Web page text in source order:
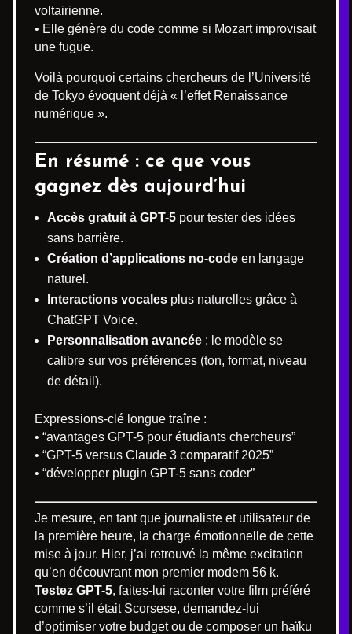
voltairienne.
• Elle génère du code comme si Mozart improvisait
une fugue.
Voilà pourquoi certains chercheurs de l’Université
de Tokyo évoquent déjà « l’effet Renaissance
numérique ».
En résumé : ce que vous
gagnez dès aujourd’hui
Accès gratuit à GPT-5 pour tester des idées
sans barrière.
Création d’applications no-code en langage
naturel.
Interactions vocales plus naturelles grâce à
ChatGPT Voice.
Personnalisation avancée : le modèle se
calibre sur vos préférences (ton, format, niveau
de détail).
Expressions-clé longue traîne :
• “avantages GPT-5 pour étudiants chercheurs”
• “GPT-5 versus Claude 3 comparatif 2025”
• “développer plugin GPT-5 sans coder”
Je mesure, en tant que journaliste et utilisateur de
la première heure, la charge émotionnelle de cette
mise à jour. Hier, j’ai retrouvé la même excitation
qu’en découvrant mon premier modem 56 k.
Testez GPT-5, faites-lui raconter votre film préféré
comme s’il était Scorsese, demandez-lui
d’optimiser votre budget ou de composer un haïku